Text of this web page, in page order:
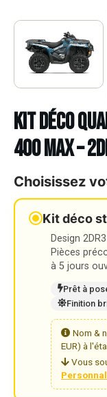
Kit déco
400 MAX –
Choisissez
Kit déco
Design
Pièces
à 5 jours
Prêt à
Finition
Nom &
EUR) à
Vous